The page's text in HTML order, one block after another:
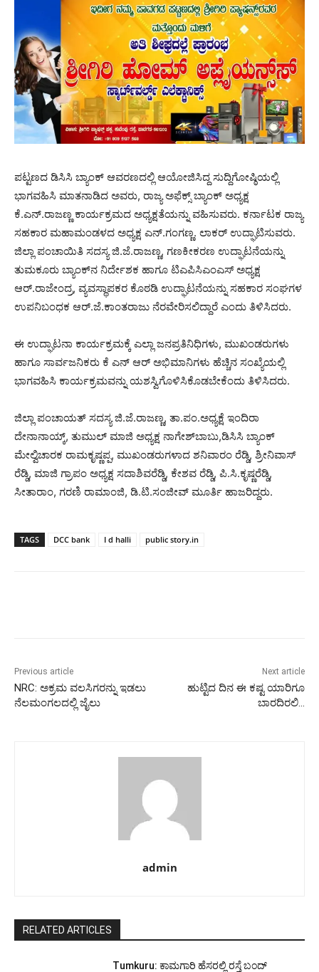
ಪಟ್ಟಣದ ಡಿಸಿಸಿ ಬ್ಯಾಂಕ್ ಆವರಣದಲ್ಲಿ ಆಯೋಜಿಸಿದ್ದ ಸುದ್ದಿಗೋಷ್ಠಿಯಲ್ಲಿ
ಭಾಗವಹಿಸಿ ಮಾತನಾಡಿದ ಅವರು, ರಾಜ್ಯ ಅಫೆಕ್ಸ್ ಬ್ಯಾಂಕ್ ಅಧ್ಯಕ್ಷ
ಕೆ.ಎನ್.ರಾಜಣ್ಣ ಕಾರ್ಯಕ್ರಮದ ಅಧ್ಯಕ್ಷತೆಯನ್ನು ವಹಿಸುವರು. ಕರ್ನಾಟಕ ರಾಜ್ಯ
ಸಹಕಾರ ಮಹಾಮಂಡಳದ ಅಧ್ಯಕ್ಷ ಎನ್.ಗಂಗಣ್ಣ. ಲಾಕರ್ ಉದ್ಘಾಟಿಸುವರು.
ಜಿಲ್ಲಾ ಪಂಚಾಯಿತಿ ಸದಸ್ಯ ಜಿ.ಜೆ.ರಾಜಣ್ಣ, ಗಣಕೀಕರಣ ಉದ್ಘಾಟನೆಯನ್ನು
ತುಮಕೂರು ಬ್ಯಾಂಕ್‍ನ ನಿರ್ದೇಶಕ ಹಾಗೂ ಟಿಎಪಿಸಿಎಂಎಸ್ ಅಧ್ಯಕ್ಷ
ಆರ್.ರಾಜೇಂದ್ರ, ವ್ಯವಸ್ಥಾಪಕರ ಕೊಠಡಿ ಉದ್ಘಾಟನೆಯನ್ನು ಸಹಕಾರ ಸಂಘಗಳ
ಉಪನಿಬಂಧಕ ಆರ್.ಜೆ.ಕಾಂತರಾಜು ನೆರವೇರಿಸಲಿದ್ದಾರೆ ಎಂದು ತಿಳಿಸಿದರು.
ಈ ಉದ್ಘಾಟನಾ ಕಾರ್ಯಕ್ರಮಕ್ಕೆ ಎಲ್ಲಾ ಜನಪ್ರತಿನಿಧಿಗಳು, ಮುಖಂಡರುಗಳು
ಹಾಗೂ ಸಾರ್ವಜನಿಕರು ಕೆ ಎನ್ ಆರ್ ಅಭಿಮಾನಿಗಳು ಹೆಚ್ಚಿನ ಸಂಖ್ಯೆಯಲ್ಲಿ
ಭಾಗವಹಿಸಿ ಕಾರ್ಯಕ್ರಮವನ್ನು ಯಶಸ್ವಿಗೊಳಿಸಿಕೊಡಬೇಕೆಂದು ತಿಳಿಸಿದರು.
ಜಿಲ್ಲಾ ಪಂಚಾಯತ್ ಸದಸ್ಯ ಜಿ.ಜೆ.ರಾಜಣ್ಣ, ತಾ.ಪಂ.ಅಧ್ಯಕ್ಷೆ ಇಂದಿರಾ
ದೇನಾನಾಯ್ಕ್, ತುಮುಲ್ ಮಾಜಿ ಅಧ್ಯಕ್ಷ ನಾಗೇಶ್‍ಬಾಬು,ಡಿಸಿಸಿ ಬ್ಯಾಂಕ್
ಮೇಲ್ವಿಚಾರಕ ರಾಮಕೃಷ್ಣಪ್ಪ, ಮುಖಂಡರುಗಳಾದ ಶನಿವಾರಂ ರೆಡ್ಡಿ, ಶ್ರೀನಿವಾಸ್
ರೆಡ್ಡಿ, ಮಾಜಿ ಗ್ರಾಪಂ ಅಧ್ಯಕ್ಷ ಸದಾಶಿವರೆಡ್ಡಿ, ಕೇಶವ ರೆಡ್ಡಿ, ಪಿ.ಸಿ.ಕೃಷ್ಣರೆಡ್ಡಿ,
ಸೀತಾರಾಂ, ಗರಣಿ ರಾಮಾಂಜಿ, ಡಿ.ಟಿ.ಸಂಜೀವ್ ಮೂರ್ತಿ ಹಾಜರಿದ್ದರು.
TAGS DCC bank I d halli public story.in
Previous article
NRC: ಅಕ್ರಮ ವಲಸಿಗರನ್ನು ಇಡಲು
ನೆಲಮಂಗಲದಲ್ಲಿ ಜೈಲು
Next article
ಹುಟ್ಟಿದ‌ ದಿನ ಈ ಕಷ್ಟ ಯಾರಿಗೂ‌
ಬಾರದಿರಲಿ…
admin
RELATED ARTICLES
Tumkuru: ಕಾಮಗಾರಿ ಹೆಸರಲ್ಲಿ ರಸ್ತೆ ಬಂದ್